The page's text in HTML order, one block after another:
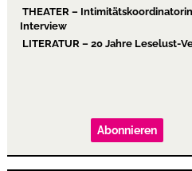
Abonnieren